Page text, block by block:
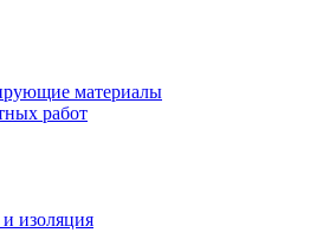
материалы
работ
изоляция